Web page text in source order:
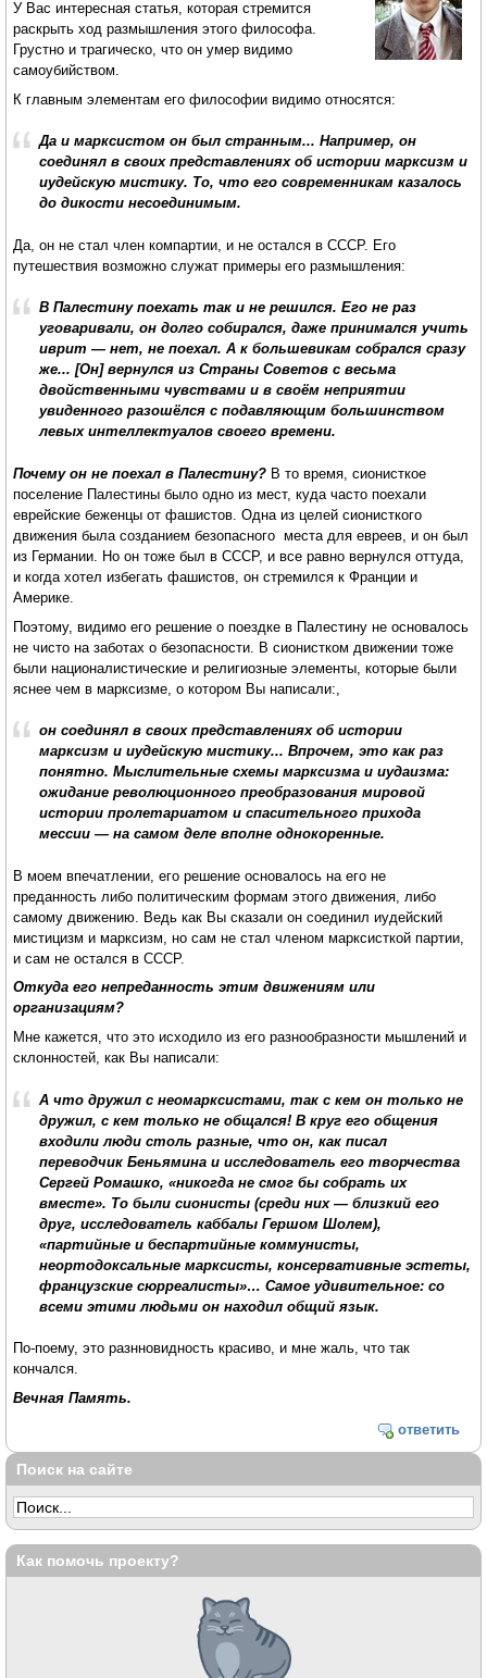
У Вас интересная статья, которая стремится
раскрыть ход размышления этого философа.
Грустно и трагическо, что он умер видимо
самоубийством.
К главным элементам его философии видимо относятся:
Да и марксистом он был странным... Например, он
соединял в своих представлениях об истории марксизм и
иудейскую мистику. То, что его современникам казалось
до дикости несоединимым.
Да, он не стал член компартии, и не остался в СССР. Его
путешествия возможно служат примеры его размышления:
В Палестину поехать так и не решился. Его не раз
уговаривали, он долго собирался, даже принимался учить
иврит — нет, не поехал. А к большевикам собрался сразу
же... [Он] вернулся из Страны Советов с весьма
двойственными чувствами и в своём неприятии
увиденного разошёлся с подавляющим большинством
левых интеллектуалов своего времени.
Почему он не поехал в Палестину? В то время, сионисткое
поселение Палестины было одно из мест, куда часто поехали
еврейские беженцы от фашистов. Одна из целей сионисткого
движения была созданием безопасного места для евреев, и он был
из Германии. Но он тоже был в СССР, и все равно вернулся оттуда,
и когда хотел избегать фашистов, он стремился к Франции и
Америке.
Поэтому, видимо его решение о поездке в Палестину не основалось
не чисто на заботах о безопасности. В сионистком движении тоже
были националистические и религиозные элементы, которые были
яснее чем в марксизме, о котором Вы написали:,
он соединял в своих представлениях об истории
марксизм и иудейскую мистику... Впрочем, это как раз
понятно. Мыслительные схемы марксизма и иудаизма:
ожидание революционного преобразования мировой
истории пролетариатом и спасительного прихода
мессии — на самом деле вполне однокоренные.
В моем впечатлении, его решение основалось на его не
преданность либо политическим формам этого движения, либо
самому движению. Ведь как Вы сказали он соединил иудейский
мистицизм и марксизм, но сам не стал членом марксисткой партии,
и сам не остался в СССР.
Откуда его непреданность этим движениям или
организациям?
Мне кажется, что это исходило из его разнообразности мышлений и
склонностей, как Вы написали:
А что дружил с неомарксистами, так с кем он только не
дружил, с кем только не общался! В круг его общения
входили люди столь разные, что он, как писал
переводчик Беньямина и исследователь его творчества
Сергей Ромашко, «никогда не смог бы собрать их
вместе». То были сионисты (среди них — близкий его
друг, исследователь каббалы Гершом Шолем),
«партийные и беспартийные коммунисты,
неортодоксальные марксисты, консервативные эстеты,
французские сюрреалисты»… Самое удивительное: со
всеми этими людьми он находил общий язык.
По-поему, это разнновидность красиво, и мне жаль, что так
кончался.
Вечная Память.
ответить
Поиск на сайте
Как помочь проекту?